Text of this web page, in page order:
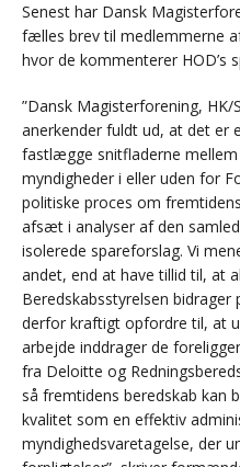
Senest har Dansk
fælles brev til medlemmerne
hvor de kommenterer HOD’s
”Dansk Magisterforening,
anerkender fuldt ud, at det er
fastlægge snitfladerne
myndigheder i eller uden for
politiske proces om
afsæt i analyser af den
isolerede spareforslag. Vi
andet, end at have tillid til, at
Beredskabsstyrelsen
derfor kraftigt opfordre til, at
arbejde inddrager de
fra Deloitte og
så fremtidens beredskab kan
kvalitet som en effektiv
myndighedsvaretagelse, der